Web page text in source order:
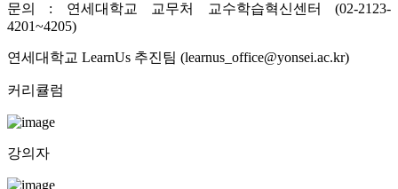
문의 : 연세대학교 교무처 교수학습혁신센터 (02-2123-
4201~4205)
연세대학교 LearnUs 추진팀 (learnus_office@yonsei.ac.kr)
커리큘럼
강의자